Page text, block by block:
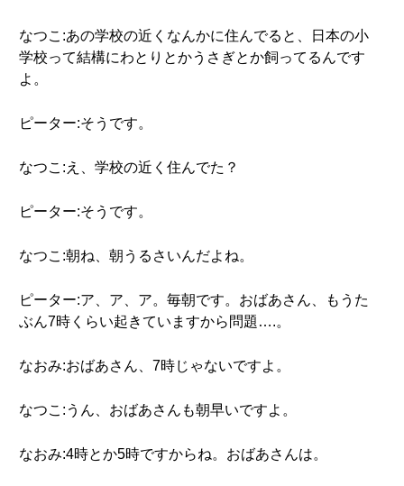
なつこ:あの学校の近くなんかに住んでると、日本の小
学校って結構にわとりとかうさぎとか飼ってるんです
よ。
ピーター:そうです。
なつこ:え、学校の近く住んでた？
ピーター:そうです。
なつこ:朝ね、朝うるさいんだよね。
ピーター:ア、ア、ア。毎朝です。おばあさん、もうた
ぶん7時くらい起きていますから問題….。
なおみ:おばあさん、7時じゃないですよ。
なつこ:うん、おばあさんも朝早いですよ。
なおみ:4時とか5時ですからね。おばあさんは。